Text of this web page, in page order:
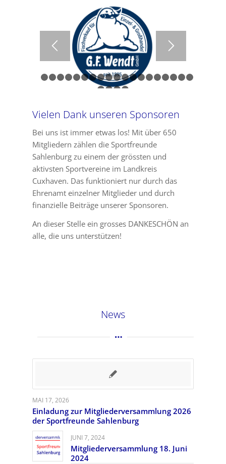
1 2 3 4 5 6 7 8 9 1011121314
Vielen Dank unseren Sponsoren
Bei uns ist immer etwas los! Mit über 650
Mitgliedern zählen die Sportfreunde
Sahlenburg zu einem der grössten und
aktivsten Sportvereine im Landkreis
Cuxhaven. Das funktioniert nur durch das
Ehrenamt einzelner Mitglieder und durch
finanzielle Beiträge unserer Sponsoren.
An dieser Stelle ein grosses DANKESCHÖN an
alle, die uns unterstützen!
News
MAI 17, 2026
Einladung zur Mitgliederversammlung 2026
der Sportfreunde Sahlenburg
JUNI 7, 2024
Mitgliederversammlung 18. Juni
2024